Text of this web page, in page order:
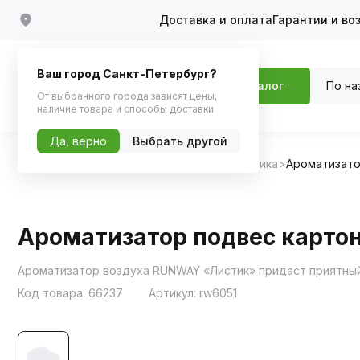
Доставка и оплатаГарантии и
Каталог По
Автохимия, Автокосметика
Ароматизатор подвес
Ароматизатор воздуха RUNWAY «Листик» придаст
Код товара: 66237 Артикул: rw6051
Ваш город Санкт-Петербург?
От выбранного города зависят цены,
наличие товара и способы доставки
Да, верно Выбрать другой